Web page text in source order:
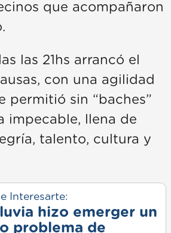
que acompañaron
las 21hs arrancó el
con una agilidad
permitió sin “baches”
impecable, llena de
talento, cultura y
Interesarte:
hizo emerger un
problema de